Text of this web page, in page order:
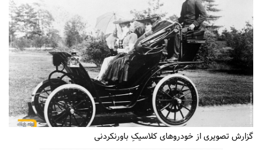
گزارش تصویری از خودروهای کلاسیکِ باورنکردنی